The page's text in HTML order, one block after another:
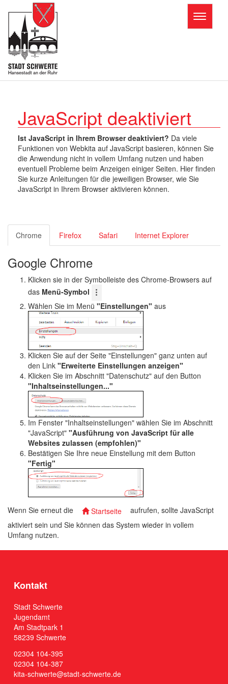
Toggle
JavaScript deaktiviert
Ist JavaScript in Ihrem Browser deaktiviert? Da viele
Funktionen von Webkita auf JavaScript basieren, können Sie
die Anwendung nicht in vollem Umfang nutzen und haben
eventuell Probleme beim Anzeigen einiger Seiten. Hier finden
Sie kurze Anleitungen für die jeweiligen Browser, wie Sie
JavaScript in Ihrem Browser aktivieren können.
l
i
a
i
Chrome Firefox Safari Internet Explorer
Google Chrome
Klicken sie in der Symbolleiste des Chrome-Browsers auf
das Menü-Symbol
Wählen Sie im Menü "Einstellungen" aus
Klicken Sie auf der Seite "Einstellungen" ganz unten auf
den Link "Erweiterte Einstellungen anzeigen"
Klicken Sie im Abschnitt "Datenschutz" auf den Button
"Inhaltseinstellungen..."
Im Fenster "Inhaltseinstellungen" wählen Sie im Abschnitt
"JavaScript" "Ausführung von JavaScript für alle
Websites zulassen (empfohlen)"
Bestätigen Sie Ihre neue Einstellung mit dem Button
"Fertig"
Wenn Sie erneut die Startseite
aufrufen, sollte JavaScript
aktiviert sein und Sie können das System wieder in vollem
Umfang nutzen.
Kontakt
Stadt Schwerte
Jugendamt
Am Stadtpark 1
58239 Schwerte
02304 104-395
02304 104-387
kita-schwerte@stadt-schwerte.de